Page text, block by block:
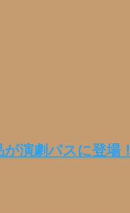
演劇パスに登場！